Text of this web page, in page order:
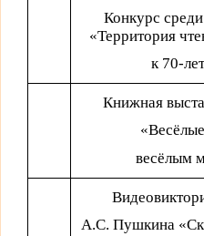
Конкурс
«Территория
к 70-
Книжная
весёлым
А.С. Пушкина